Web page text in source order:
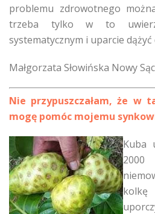
problemu zdrowotnego
trzeba tylko w to
systematycznym i uparcie dążyć
Małgorzata Słowińska Nowy
Nie przypuszczałam, że w
mogę pomóc mojemu
Kuba